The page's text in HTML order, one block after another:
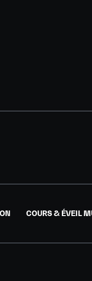
COURS & ÉVEIL